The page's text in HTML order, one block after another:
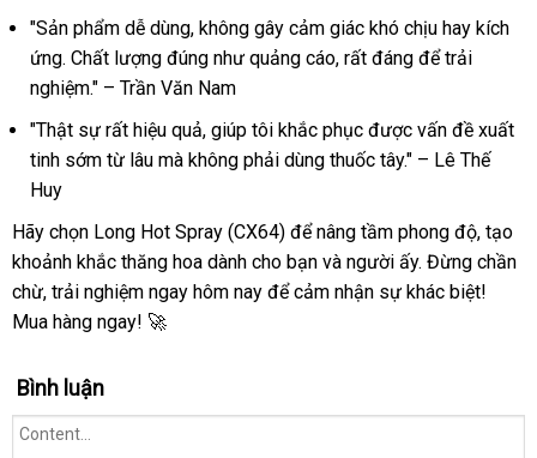
"Sản phẩm dễ dùng, không gây cảm giác khó chịu hay kích
ứng. Chất lượng đúng như quảng cáo, rất đáng để trải
nghiệm." – Trần Văn Nam
"Thật sự rất hiệu quả, giúp tôi khắc phục được vấn đề xuất
tinh sớm từ lâu mà không phải dùng thuốc tây." – Lê Thế
Huy
Hãy chọn Long Hot Spray (CX64) để nâng tầm phong độ, tạo
khoảnh khắc thăng hoa dành cho bạn và người ấy. Đừng chần
chừ, trải nghiệm ngay hôm nay để cảm nhận sự khác biệt!
Mua hàng ngay! 🚀
Bình luận